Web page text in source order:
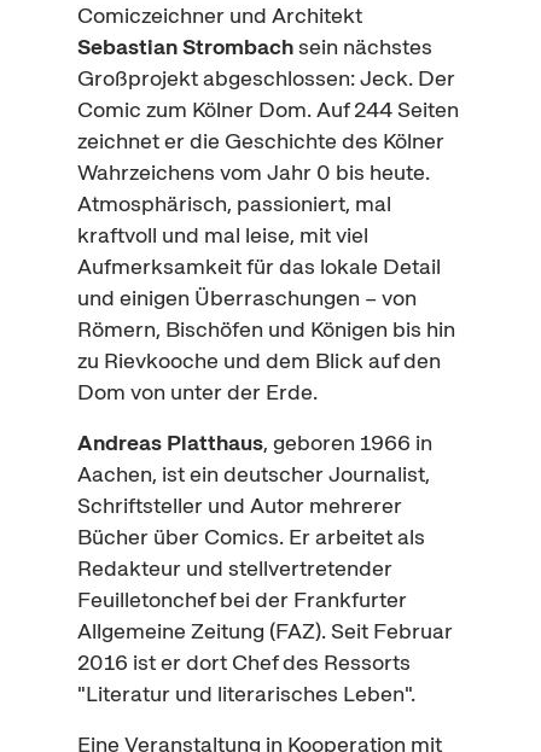
Comiczeichner und Architekt
Sebastian Strombachsein nächstes
Großprojekt abgeschlossen: Jeck. Der
Comic zum Kölner Dom. Auf 244 Seiten
zeichnet er die Geschichte des Kölner
Wahrzeichens vom Jahr 0 bis heute.
Atmosphärisch, passioniert, mal
kraftvoll und mal leise, mit viel
Aufmerksamkeit für das lokale Detail
und einigen Überraschungen – von
Römern, Bischöfen und Königen bis hin
zu Rievkooche und dem Blick auf den
Dom von unter der Erde.
Andreas Platthaus, geboren 1966 in
Aachen, ist ein deutscher Journalist,
Schriftsteller und Autor mehrerer
Bücher über Comics. Er arbeitet als
Redakteur und stellvertretender
Feuilletonchef bei der Frankfurter
Allgemeine Zeitung (FAZ). Seit Februar
2016 ist er dort Chef des Ressorts
"Literatur und literarisches Leben".
Eine Veranstaltung in Kooperation mit